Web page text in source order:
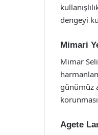
dengeyi
Mimari
Mimar
günümüz
Agete